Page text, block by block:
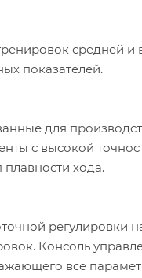
средней и
показателей.
для
с высокой
плавности хода.
регулировки
Консоль
все